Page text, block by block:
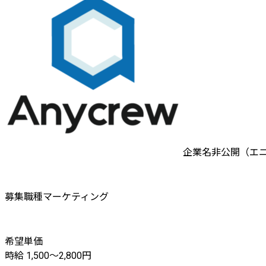
企業名非公開（エ
募集職種マーケティング
希望単価
時給 1,500〜2,800円